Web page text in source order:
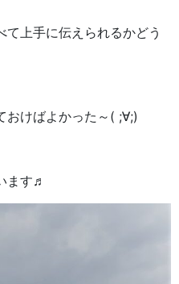
上手に伝えられるかどう
おけばよかった～( ;∀;)
ます♬